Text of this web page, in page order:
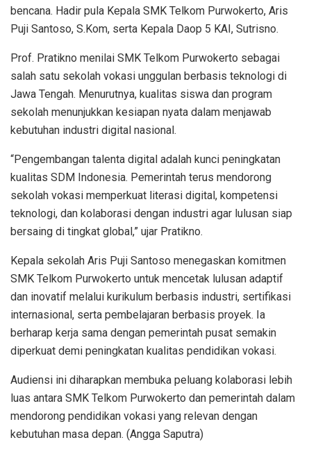
bencana. Hadir pula Kepala SMK Telkom Purwokerto, Aris
Puji Santoso, S.Kom, serta Kepala Daop 5 KAI, Sutrisno.
Prof. Pratikno menilai SMK Telkom Purwokerto sebagai
salah satu sekolah vokasi unggulan berbasis teknologi di
Jawa Tengah. Menurutnya, kualitas siswa dan program
sekolah menunjukkan kesiapan nyata dalam menjawab
kebutuhan industri digital nasional.
“Pengembangan talenta digital adalah kunci peningkatan
kualitas SDM Indonesia. Pemerintah terus mendorong
sekolah vokasi memperkuat literasi digital, kompetensi
teknologi, dan kolaborasi dengan industri agar lulusan siap
bersaing di tingkat global,” ujar Pratikno.
Kepala sekolah Aris Puji Santoso menegaskan komitmen
SMK Telkom Purwokerto untuk mencetak lulusan adaptif
dan inovatif melalui kurikulum berbasis industri, sertifikasi
internasional, serta pembelajaran berbasis proyek. Ia
berharap kerja sama dengan pemerintah pusat semakin
diperkuat demi peningkatan kualitas pendidikan vokasi.
Audiensi ini diharapkan membuka peluang kolaborasi lebih
luas antara SMK Telkom Purwokerto dan pemerintah dalam
mendorong pendidikan vokasi yang relevan dengan
kebutuhan masa depan. (Angga Saputra)